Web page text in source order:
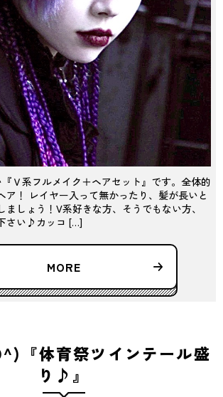
Ｖ系フルメイク＋ヘアセット』です。全体的
ア！ レイヤー入って無かったり、髪が長いと
しょう！V系好きな方、そうでもない方、
さい♪カッコ […]
MORE
『体育祭ツインテール盛
り♪』